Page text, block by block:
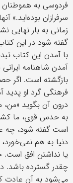
فردوسی به
سرفرازان بوده‌اید.»
زمانی به بار
گفته شود در این
با آمدن این کتاب
آمدن شاهنامه
بازگشته است. اگر
فرهنگی گرد او پدید
درون آن بگوید «من،
به حدس قوی، ما
است گفته شود، چه
دنیا به هم
یا نداشتن افق
چقدر گسترده باشد.
می‌شود به آن عادت